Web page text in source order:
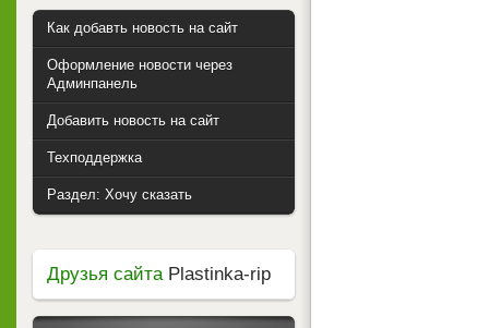
Как добавть новость на сайт
Оформление новости через
Админпанель
Добавить новость на сайт
Техподдержка
Раздел: Хочу сказать
Друзья сайтаPlastinka-rip